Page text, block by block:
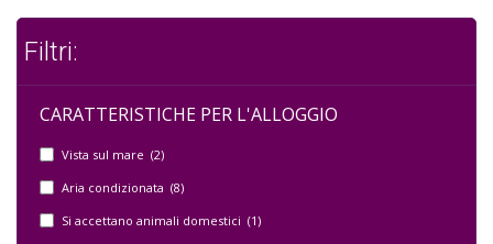
Filtri:
CARATTERISTICHE PER L'ALLOGGIO
Vista sul mare (2)
Aria condizionata (8)
Si accettano animali domestici (1)